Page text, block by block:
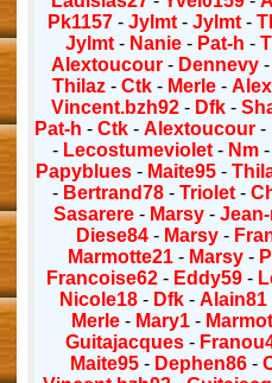
Pk1157 -Jylmt -Jylmt -
Jylmt - Nanie - Pat-h -
Alextoucour - Dennevy -
Thilaz -Ctk - Merle -
Vincent.bzh92- Dfk-
Pat-h -Ctk -Alextoucour -
- Lecostumeviolet- Nm-
Papyblues- Maite95-
- Bertrand78 -Triolet -
Sasarere - Marsy -
Diese84- Marsy-
Marmotte21- Marsy-
Francoise62 - Eddy59 -
Nicole18- Dfk- Alain81
Merle - Mary1 -
Guitajacques -
Maite95- Dephen86-